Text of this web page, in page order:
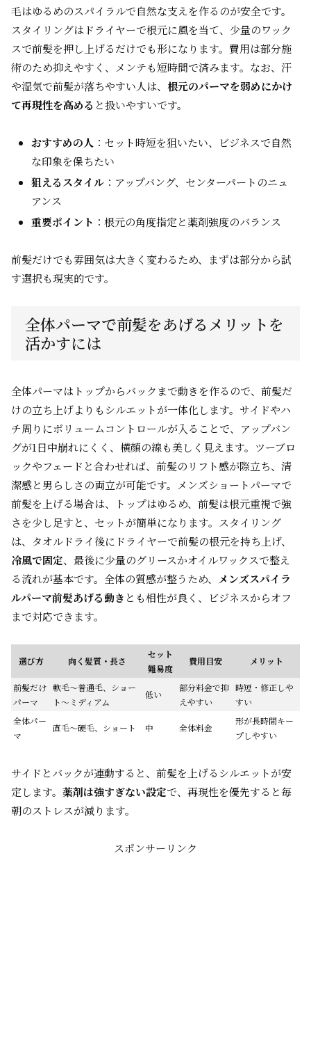
毛はゆるめのスパイラルで自然な支えを作るのが安全です。
スタイリングはドライヤーで根元に風を当て、少量のワック
スで前髪を押し上げるだけでも形になります。費用は部分施
術のため抑えやすく、メンテも短時間で済みます。なお、汗
や湿気で前髪が落ちやすい人は、 根元のパーマを弱めにかけ
て再現性を高める と扱いやすいです。
おすすめの人 ：セット時短を狙いたい、ビジネスで自然
な印象を保ちたい
狙えるスタイル ：アップバング、センターパートのニュ
アンス
重要ポイント ：根元の角度指定と薬剤強度のバランス
前髪だけでも雰囲気は大きく変わるため、まずは部分から試
す選択も現実的です。
全体パーマで前髪をあげるメリットを
活かすには
全体パーマはトップからバックまで動きを作るので、前髪だ
けの立ち上げよりもシルエットが一体化します。サイドやハ
チ周りにボリュームコントロールが入ることで、アップバン
グが1日中崩れにくく、横顔の線も美しく見えます。ツーブロ
ックやフェードと合わせれば、前髪のリフト感が際立ち、清
潔感と男らしさの両立が可能です。メンズショートパーマで
前髪を上げる場合は、トップはゆるめ、前髪は根元重視で強
さを少し足すと、セットが簡単になります。スタイリング
は、タオルドライ後にドライヤーで前髪の根元を持ち上げ、
冷風で固定、最後に少量のグリースかオイルワックスで整え
る流れが基本です。全体の質感が整うため、
メンズスパイラ
ルパーマ前髪あげる動き とも相性が良く、ビジネスからオフ
まで対応できます。
選び方 向く髪質・長さ
セット
難易度
費用目安 メリット
前髪だけ
パーマ
軟毛〜普通毛、ショー
ト〜ミディアム
低い
部分料金で抑
えやすい
時短・修正しや
すい
全体パー
マ
直毛〜硬毛、ショート 中 全体料金
形が長時間キー
プしやすい
サイドとバックが連動すると、前髪を上げるシルエットが安
定します。 薬剤は強すぎない設定で、再現性を優先すると毎
朝のストレスが減ります。
スポンサーリンク